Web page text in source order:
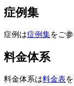
症例集
症例は症例集をご
料金体系
料金体系は料金表